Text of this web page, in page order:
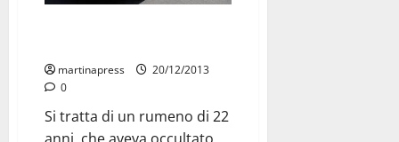
martinapress
20/12/2013
0
Si tratta di un rumeno di 22
anni, che aveva occultato